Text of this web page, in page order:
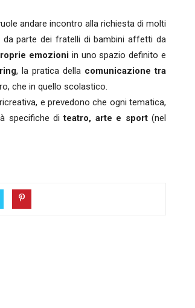
andare incontro alla richiesta di molti
parte dei fratelli di bambini affetti da
emozioniin uno spazio definito e
, la pratica della comunicazione tra
che in quello scolastico.
e prevedono che ogni tematica,
specifiche diteatro, arte e sport(nel